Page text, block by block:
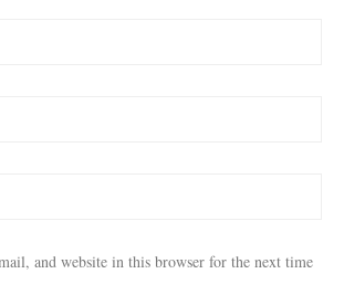
and website in this browser for the next time